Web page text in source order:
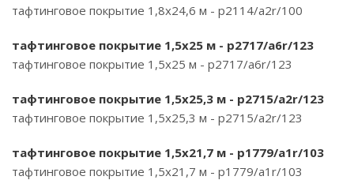
тафтинговое покрытие 1,8х24,6 м - p2114/a2r/100
тафтинговое покрытие 1,5х25 м - p2717/a6r/123
тафтинговое покрытие 1,5х25 м - p2717/a6r/123
тафтинговое покрытие 1,5х25,3 м - p2715/a2r/123
тафтинговое покрытие 1,5х25,3 м - p2715/a2r/123
тафтинговое покрытие 1,5х21,7 м - p1779/a1r/103
тафтинговое покрытие 1,5х21,7 м - p1779/a1r/103